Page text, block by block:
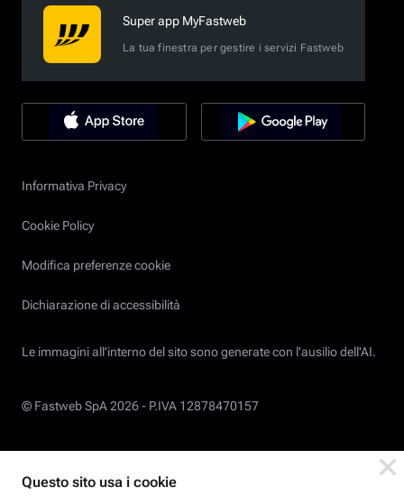
Super app MyFastweb
La tua finestra per gestire i servizi Fastweb
Informativa Privacy
Cookie Policy
Modifica preferenze cookie
Dichiarazione di accessibilità
Le immagini all’interno del sito sono generate con l'ausilio dell'AI.
© Fastweb SpA 2026 - P.IVA 12878470157